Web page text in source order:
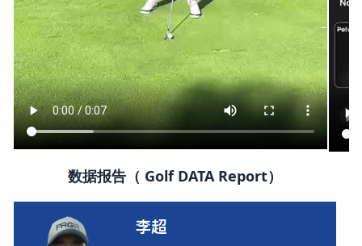
数据报告（ Golf DATA Report）